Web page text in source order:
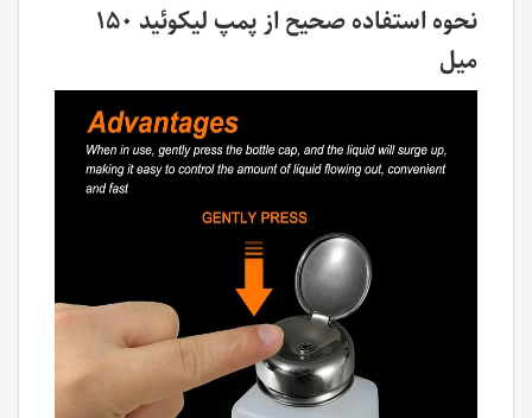
نحوه استفاده صحیح از پمپ لیکوئید ۱۵۰
میل